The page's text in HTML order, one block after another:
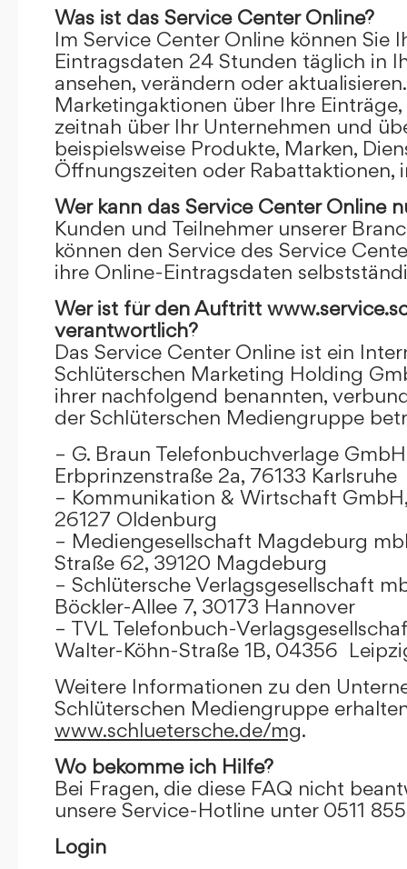
Was ist das Service Center Online?
Im Service Center Online können Sie
Eintragsdaten 24 Stunden täglich in
ansehen, verändern oder
Marketingaktionen über Ihre
zeitnah über Ihr Unternehmen und
beispielsweise Produkte, Marken,
Öffnungszeiten oder Rabattaktionen,
Wer kann das Service Center Online
Kunden und Teilnehmer unserer
können den Service des Service
ihre Online-Eintragsdaten
Wer ist für den Auftritt
verantwortlich?
Das Service Center Online ist ein
Schlüterschen Marketing Holding
ihrer nachfolgend benannten,
der Schlüterschen Mediengruppe
– G. Braun Telefonbuchverlage GmbH
Erbprinzenstraße 2a, 76133 Karlsruhe
– Kommunikation & Wirtschaft
26127 Oldenburg
– Mediengesellschaft Magdeburg
Straße 62, 39120 Magdeburg
– Schlütersche Verlagsgesellschaft
Böckler-Allee 7, 30173 Hannover
– TVL Telefonbuch-
Walter-Köhn-Straße 1B, 04356
Weitere Informationen zu den
Schlüterschen Mediengruppe
www.schluetersche.de/mg.
Wo bekomme ich Hilfe?
Bei Fragen, die diese FAQ nicht
unsere Service-Hotline unter 0511
Login